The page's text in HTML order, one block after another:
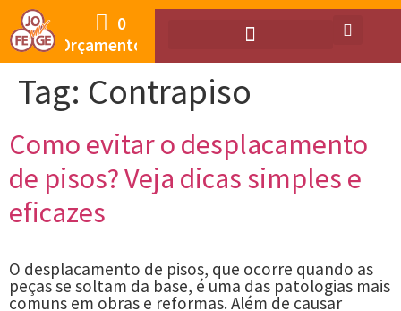
Orçamento
0
Tag: Contrapiso
Como evitar o desplacamento
de pisos? Veja dicas simples e
eficazes
O desplacamento de pisos, que ocorre quando as
peças se soltam da base, é uma das patologias mais
comuns em obras e reformas. Além de causar